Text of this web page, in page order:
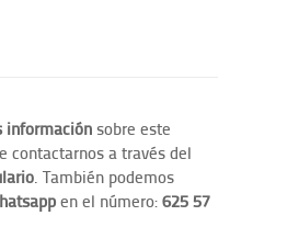
informaciónsobre este
contactarnos a través del
. También podemos
en el número:625 57